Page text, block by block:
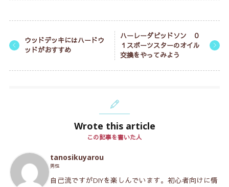
ウッドデッキにはハードウ
ッドがおすすめ
ハーレーダビッドソン ０
１スポーツスターのオイル
交換をやってみよう
Wrote this article
この記事を書いた人
tanosikuyarou
男性
自己流ですがDIYを楽しんでいます。初心者向けに情